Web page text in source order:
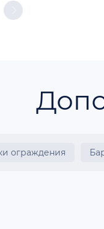
ограждения